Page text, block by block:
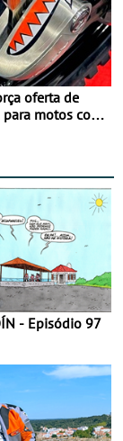
oferta de
para motos com
- Episódio 97